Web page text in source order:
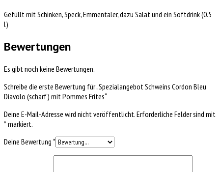
Gefüllt mit Schinken, Speck, Emmentaler, dazu Salat und ein Softdrink (0.5
l)
Bewertungen
Es gibt noch keine Bewertungen.
Schreibe die erste Bewertung für „Spezialangebot Schweins Cordon Bleu
Diavolo (scharf) mit Pommes Frites“
Deine E-Mail-Adresse wird nicht veröffentlicht.Erforderliche Felder sind mit
*markiert.
Deine Bewertung *